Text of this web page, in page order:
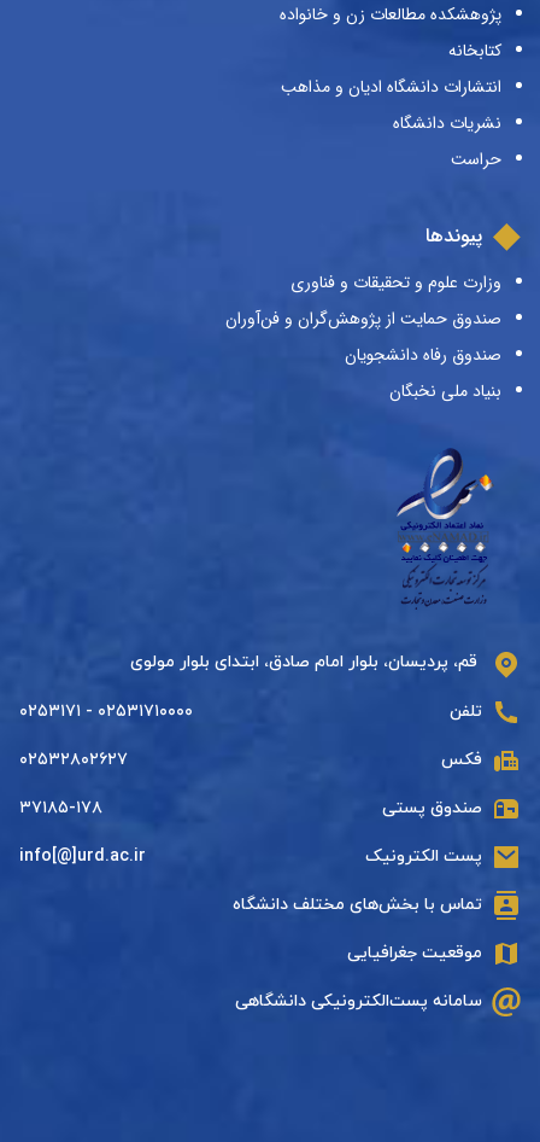
پژوهشکده مطالعات زن و خانواده
کتابخانه
انتشارات دانشگاه ادیان و مذاهب
نشریات دانشگاه
حراست
پیوندها
وزارت علوم و تحقیقات و فناوری
صندوق حمایت از پژوهش‌گران و فن‌آوران
صندوق رفاه دانشجویان
بنیاد ملی نخبگان
قم، پردیسان، بلوار امام صادق، ابتدای بلوار مولوی
تلفن ۰۲۵۳۱۷۱۰۰۰۰ - ۰۲۵۳۱۷۱
فکس ۰۲۵۳۲۸۰۲۶۲۷
صندوق پستی ۳۷۱۸۵-۱۷۸
پست الکترونیک info[@]urd.ac.ir
تماس با بخش‌های مختلف دانشگاه
موقعیت جغرافیایی
سامانه پست‌الکترونیکی دانشگاهی